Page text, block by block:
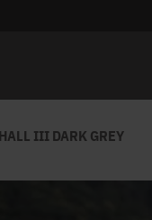
III DARK GREY